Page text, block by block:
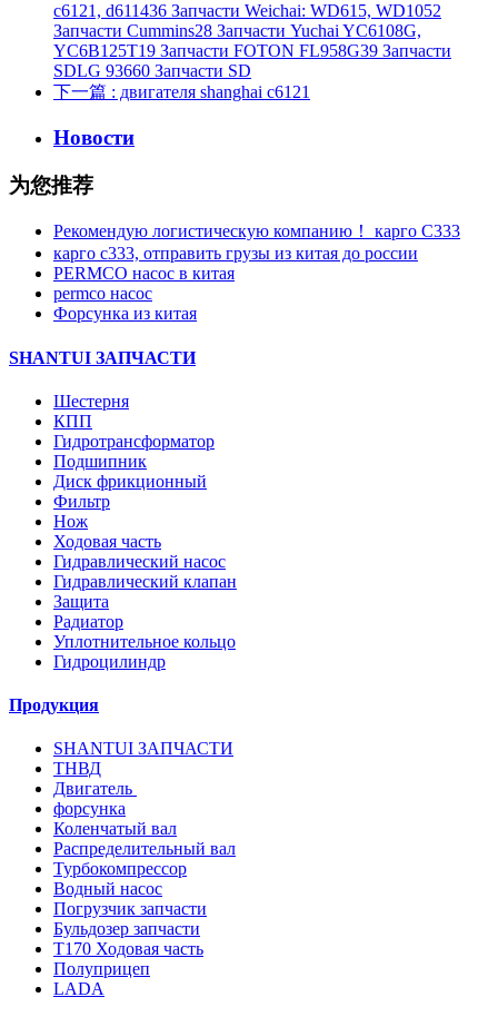
c6121, d611436 Запчасти Weichai: WD615, WD1052
Запчасти Cummins28 Запчасти Yuchai YC6108G,
YC6B125T19 Запчасти FOTON FL958G39 Запчасти
SDLG 93660 Запчасти SD
下一篇 : двигателя shanghai c6121
Новости
为您推荐
Рекомендую логистическую компанию！ карго C333
карго с333, отправить грузы из китая до россии
PERMCO насос в китая
permco насос
Форсунка из китая
SHANTUI ЗАПЧАСТИ
Шестерня
КПП
Гидротрансформатор
Подшипник
Диск фрикционный
Фильтр
Нож
Ходовая часть
Гидравлический насос
Гидравлический клапан
Защита
Радиатор
Уплотнительное кольцо
Гидроцилиндр
Продукция
SHANTUI ЗАПЧАСТИ
ТНВД
Двигатель
форсунка
Коленчатый вал
Распределительный вал
Турбокомпрессор
Водный насос
Погрузчик запчасти
Бульдозер запчасти
T170 Ходовая часть
Полуприцеп
LADA